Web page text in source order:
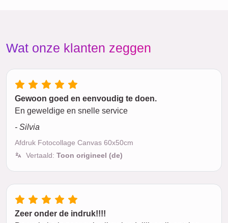
Wat onze klanten zeggen
Gewoon goed en eenvoudig te doen.
En geweldige en snelle service
- Silvia
Afdruk Fotocollage Canvas 60x50cm
Vertaald: Toon origineel (de)
Zeer onder de indruk!!!!